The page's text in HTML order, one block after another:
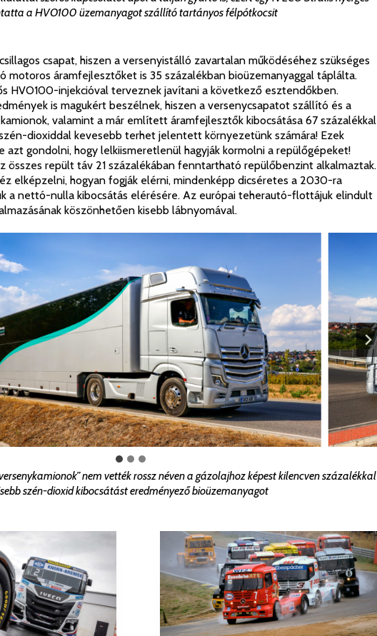
a HVO100 üzemanyagot szállító tartányos félpótkocsit
csapat, hiszen a versenyistálló zavartalan működéséhez szükséges
motoros áramfejlesztőket is 35 százalékban bioüzemanyaggal táplálta.
HVO100-injekcióval terveznek javítani a következő esztendőkben.
is magukért beszélnek, hiszen a versenycsapatot szállító és a
valamint a már említett áramfejlesztők kibocsátása 67 százalékkal
dioxiddal kevesebb terhet jelentett környezetünk számára! Ezek
gondolni, hogy lelkiismeretlenül hagyják kormolni a repülőgépeket!
összes repült táv 21 százalékában fenntartható repülőbenzint alkalmaztak.
elképzelni, hogyan fogják elérni, mindenképp dicséretes a 2030-ra
a nettó-nulla kibocsátás elérésére. Az európai teherautó-flottájuk elindult
köszönhetően kisebb lábnyomával.
nem vették rossz néven a gázolajhoz képest kilencven százalékkal
szén-dioxid kibocsátást eredményező bioüzemanyagot